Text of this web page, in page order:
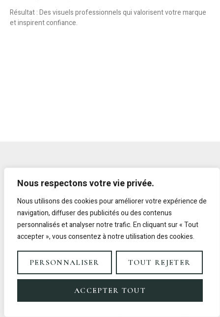
Nous respectons votre vie privée.
Nous utilisons des cookies pour améliorer votre expérience de
navigation, diffuser des publicités ou des contenus
personnalisés et analyser notre trafic. En cliquant sur « Tout
accepter », vous consentez à notre utilisation des cookies.
PERSONNALISER TOUT REJETER
ACCEPTER TOUT
Résultat :Des visuels professionnels qui valorisent votre marque
et inspirent confiance.
Leurs mots
TÉMOIGNAGES CLIENTS
Alison a été d'une patience incroyable. J'étais
assez nerveuse à l'idée de faire des photos
professionnelles, mais elle a pris le temps de
comprendre mon image de marque et m'a